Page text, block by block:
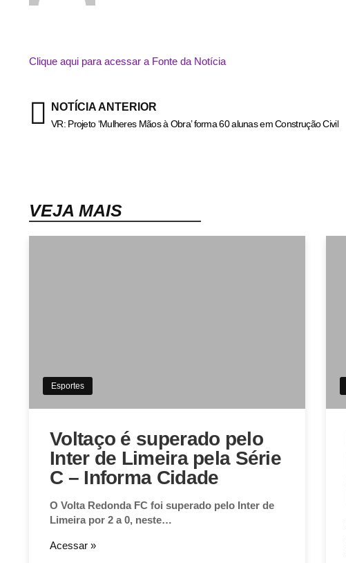
Clique aqui para acessar a Fonte da Notícia
NOTÍCIA ANTERIOR
VR: Projeto ‘Mulheres Mãos à Obra’ forma 60 alunas em Construção Civil
VEJA MAIS
Esportes
Voltaço é superado pelo
Inter de Limeira pela Série
C – Informa Cidade
O Volta Redonda FC foi superado pelo Inter de
Limeira por 2 a 0, neste…
Acessar »